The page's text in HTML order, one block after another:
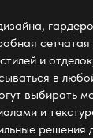
и
в
выбирать
и
решения